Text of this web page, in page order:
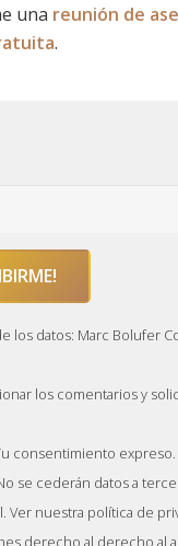
una reunión de
.
los datos: Marc Bolufer
los comentarios y
consentimiento expreso.
se cederán datos a
Ver nuestra política de
derecho al derecho al